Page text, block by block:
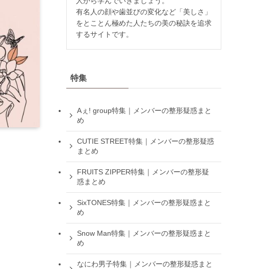
有名人の顔や歯並びの変化など「美しさ」
をとことん極めた人たちの美の秘訣を追求
するサイトです。
特集
Aぇ! group特集｜メンバーの整形疑惑まと
め
CUTIE STREET特集｜メンバーの整形疑惑
まとめ
FRUITS ZIPPER特集｜メンバーの整形疑
惑まとめ
SixTONES特集｜メンバーの整形疑惑まと
め
Snow Man特集｜メンバーの整形疑惑まと
め
なにわ男子特集｜メンバーの整形疑惑まと